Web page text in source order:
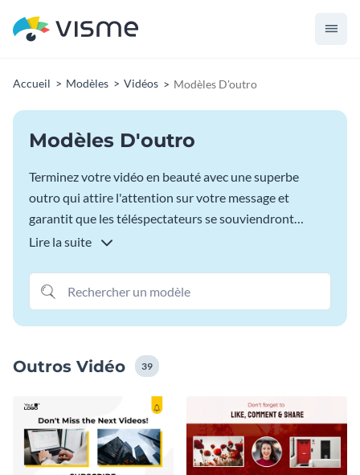
Accueil Modèles Vidéos Modèles D'outro
Modèles D'outro
Terminez votre vidéo en beauté avec une superbe
outro qui attire l'attention sur votre message et
garantit que les téléspectateurs se souviendront
longtemps de votre vidéo. Utilisez l'un des modèles
minutes directement dans votre navigateur. Choisissez
simplement un modèle, personnalisez-le, téléchargez-
le sous forme de clip de haute qualité et ajoutez-le à
Lire la suite
Outros Vidéo 39